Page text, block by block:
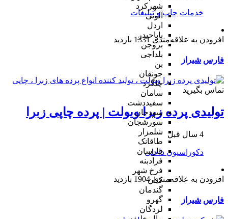
شهرکرد
آلونی
اردل
باباحیدر
بروجن
بلداجی
بن
جونقان
چلگرد
سامان
سفیددشت
سودجان
سورشجان
شلمزار
طاقانک
فارسان
فرادبنه
فرخ شهر
کیان
گندمان
گهرو
لردگان
خدمات چاپ و تبلیغات
افزودن به علاقه‌مندی 1331 بازدید
فارس شیراز
تماس بگیرید
تولیدی پرده زبرا ویولت | پرده چاپی زبرا
4 سال قبل
دکوراسیون داخلی
افزودن به علاقه‌مندی 1904 بازدید
فارس شیراز